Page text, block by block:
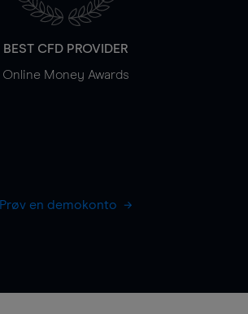
BEST CFD PROVIDER
Online Money Awards
Prøv en demokonto